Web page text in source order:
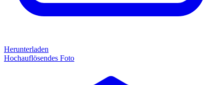
Herunterladen
Hochauflösendes Foto